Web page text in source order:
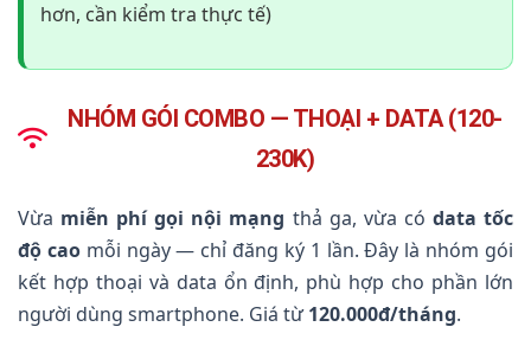
hơn, cần kiểm tra thực tế)
NHÓM GÓI COMBO — THOẠI + DATA (120-
230K)
Vừa miễn phí gọi nội mạng thả ga, vừa có data tốc
độ caomỗi ngày — chỉ đăng ký 1 lần. Đây là nhóm gói
kết hợp thoại và data ổn định, phù hợp cho phần lớn
người dùng smartphone. Giá từ120.000đ/tháng.